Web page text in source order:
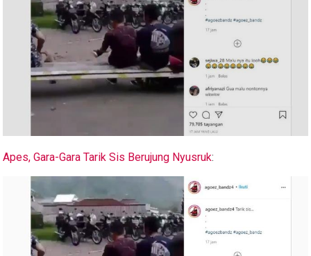
Apes, Gara-Gara Tarik Sis Berujung Nyusruk: